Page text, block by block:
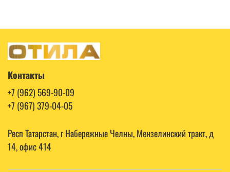
Контакты
+7 (962) 569-90-09
+7 (967) 379-04-05
Респ Татарстан, г Набережные Челны, Мензелинский тракт, д
14, офис 414